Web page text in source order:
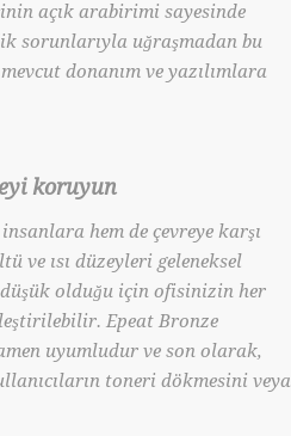
açık arabirimi sayesinde
sorunlarıyla uğraşmadan bu
donanım ve yazılımlara
koruyun
hem de çevreye karşı
ve ısı düzeyleri geleneksel
olduğu için ofisinizin her
Epeat Bronze
uyumludur ve son olarak,
toneri dökmesini veya